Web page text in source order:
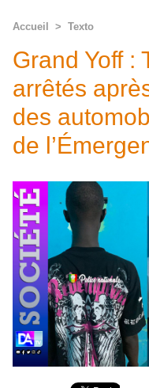
Accueil > Texto
Grand Yoff :
arrêtés
des
de